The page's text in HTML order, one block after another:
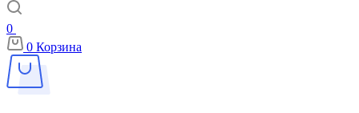
0
0 Корзина